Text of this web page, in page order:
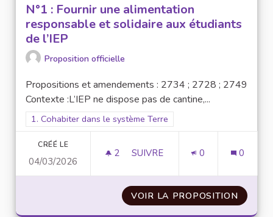
N°1 : Fournir une alimentation
responsable et solidaire aux étudiants
de l’IEP
Proposition officielle
Propositions et amendements : 2734 ; 2728 ; 2749
Contexte :L’IEP ne dispose pas de cantine,...
Filtrer les résultats pour le secteur : 1. Cohabiter dans le
1. Cohabiter dans le système Terre
CRÉÉ LE
04/03/2026
2 2 ABONNÉS
SUIVRE 0 0
VOIR LA PROPOSITION N°1 :